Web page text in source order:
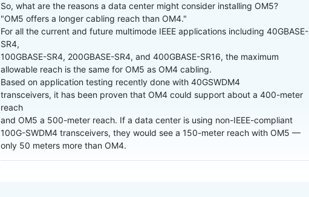
So, what are the reasons a data center might consider installing OM5?
"OM5 offers a longer cabling reach than OM4."
For all the current and future multimode IEEE applications including 40GBASE-
SR4,
100GBASE-SR4, 200GBASE-SR4, and 400GBASE-SR16, the maximum
allowable reach is the same for OM5 as OM4 cabling.
Based on application testing recently done with 40GSWDM4
transceivers, it has been proven that OM4 could support about a 400-meter
reach
and OM5 a 500-meter reach. If a data center is using non-IEEE-compliant
100G-SWDM4 transceivers, they would see a 150-meter reach with OM5 —
only 50 meters more than OM4.